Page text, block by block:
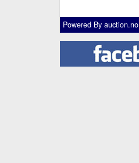
Powered By auction.no